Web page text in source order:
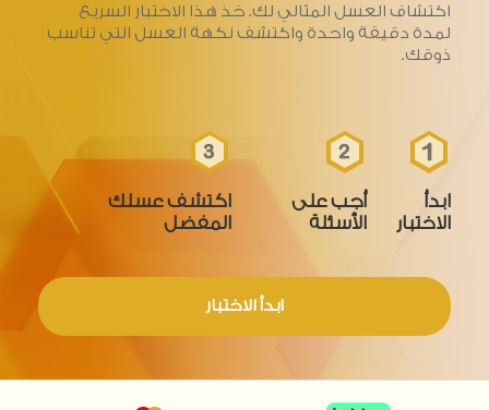
اكتشاف العسل المثالي لك. خذ هذا الاختبار السريع
لمدة دقيقة واحدة واكتشف نكهة العسل التي تناسب
ذوقك.
ابدأ
الاختبار
أجب على
الأسئلة
اكتشف عسلك
المفضل
ابدأ الاختبار